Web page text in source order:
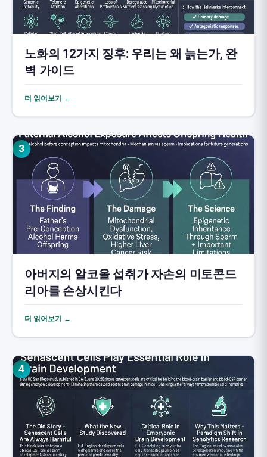
노화의 12가지 징후: 우리는 왜 늙는가, 완
벽 가이드
더 읽어보기 ←
3
아버지의 알코올 섭취가 자손의 미토콘드
리아를 손상시킨다
더 읽어보기 ←
4